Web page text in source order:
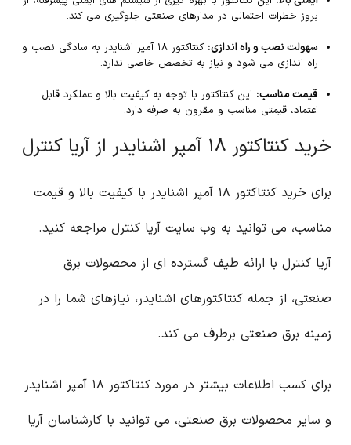
بروز خطرات احتمالی در مدارهای صنعتی جلوگیری می کند.
سهولت نصب و راه اندازی:
کنتاکتور ۱۸ آمپر اشنایدر به سادگی نصب و
راه اندازی می شود و نیاز به تخصص خاصی ندارد.
قیمت مناسب: این کنتاکتور با توجه به کیفیت بالا و عملکرد قابل
اعتماد، قیمتی مناسب و مقرون به صرفه دارد.
خرید کنتاکتور ۱۸ آمپر اشنایدر از آریا کنترل
برای خرید کنتاکتور ۱۸ آمپر اشنایدر با کیفیت بالا و قیمت
مناسب، می توانید به وب سایت آریا کنترل مراجعه کنید.
آریا کنترل با ارائه طیف گسترده ای از محصولات برق
صنعتی، از جمله کنتاکتورهای اشنایدر، نیازهای شما را در
زمینه برق صنعتی برطرف می کند.
برای کسب اطلاعات بیشتر در مورد کنتاکتور ۱۸ آمپر اشنایدر
و سایر محصولات برق صنعتی، می توانید با کارشناسان آریا